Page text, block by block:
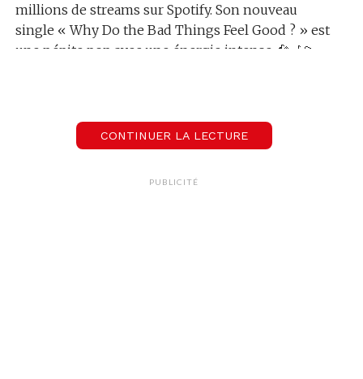
millions de streams sur Spotify. Son nouveau
single « Why Do the Bad Things Feel Good ? » est
une pépite pop avec une énergie intense. 🎤🎶💫
CONTINUER LA LECTURE
PUBLICITÉ